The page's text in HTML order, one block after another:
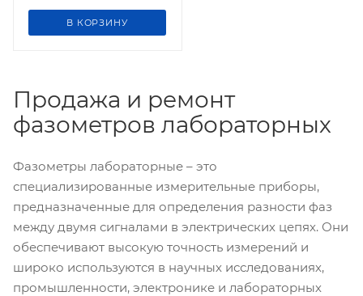
В КОРЗИНУ
Продажа и ремонт
фазометров лабораторных
Фазометры лабораторные – это
специализированные измерительные приборы,
предназначенные для определения разности фаз
между двумя сигналами в электрических цепях. Они
обеспечивают высокую точность измерений и
широко используются в научных исследованиях,
промышленности, электронике и лабораторных